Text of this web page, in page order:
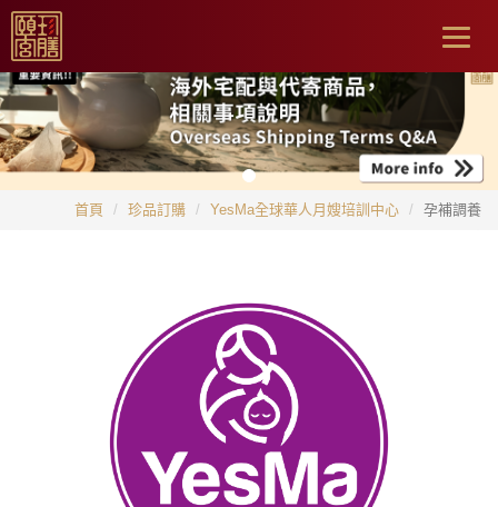
首頁 珍品訂購 YesMa全球華人月嫂培訓中心 孕補調養